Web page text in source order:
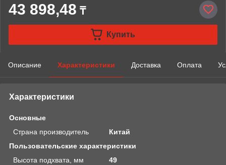
43 898,48 ₸
Купить
Описание Характеристики Доставка Оплата
Характеристики
Основные
Страна производитель
Китай
Пользовательские характеристики
Высота подхвата, мм
49